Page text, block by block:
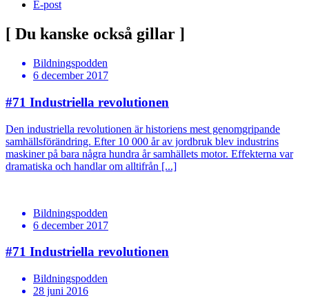
E-post
[ Du kanske också gillar ]
Bildningspodden
6 december 2017
#71 Industriella revolutionen
Den industriella revolutionen är historiens mest genomgripande
samhällsförändring. Efter 10 000 år av jordbruk blev industrins
maskiner på bara några hundra år samhällets motor. Effekterna var
dramatiska och handlar om alltifrån [...]
Bildningspodden
6 december 2017
#71 Industriella revolutionen
Bildningspodden
28 juni 2016